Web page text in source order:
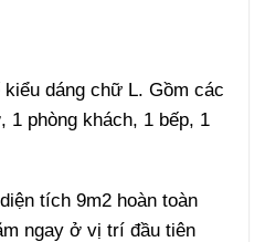
dáng chữ L. Gồm các
1 phòng khách, 1 bếp, 1
tích 9m2 hoàn toàn
ngay ở vị trí đầu tiên